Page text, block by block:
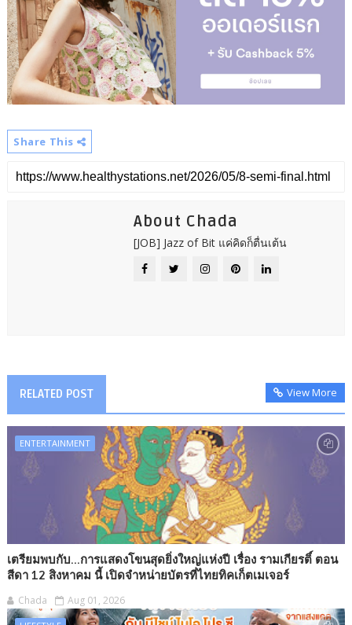
Share This
About Chada
[JOB] Jazz of Bit แค่คิดก็ตื่นเต้น
RELATED POST View More
ENTERTAINMENT
เตรียมพบกับ...การแสดงโขนสุดยิ่งใหญ่แห่งปี เรื่อง รามเกียรติ์ ตอน
สีดา 12 สิงหาคม นี้ เปิดจำหน่ายบัตรที่ไทยทิคเก็ตเมเจอร์
Chada Aug 01, 2026